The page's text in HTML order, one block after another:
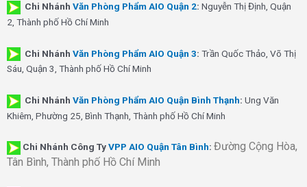
Chi Nhánh Văn Phòng Phẩm AIO Quận 2: Nguyễn Thị Định, Quận
2, Thành phố Hồ Chí Minh
Chi Nhánh Văn Phòng Phẩm AIO Quận 3: Trần Quốc Thảo, Võ Thị
Sáu, Quận 3, Thành phố Hồ Chí Minh
Chi Nhánh Văn Phòng Phẩm AIO Quận Bình Thạnh: Ung Văn
Khiêm, Phường 25, Bình Thạnh, Thành phố Hồ Chí Minh
Chi Nhánh Công TyVPP AIO Quận Tân Bình: Đường Cộng Hòa,
Tân Bình, Thành phố Hồ Chí Minh